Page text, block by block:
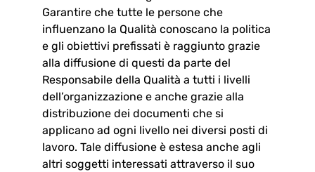
Garantire che tutte le persone che
influenzano la Qualità conoscano la politica
e gli obiettivi prefissati è raggiunto grazie
alla diffusione di questi da parte del
Responsabile della Qualità a tutti i livelli
dell’organizzazione e anche grazie alla
distribuzione dei documenti che si
applicano ad ogni livello nei diversi posti di
lavoro. Tale diffusione è estesa anche agli
altri soggetti interessati attraverso il suo